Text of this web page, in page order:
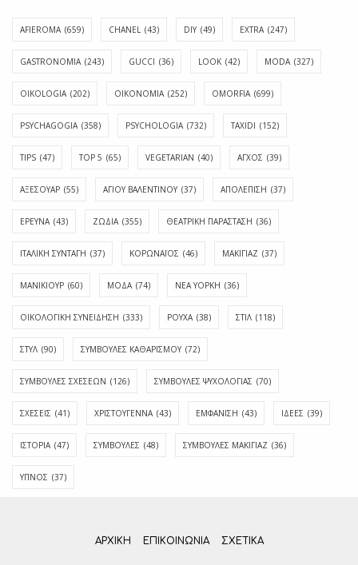
AFIEROMA (659) CHANEL (43) DIY (49) EXTRA (247)
GASTRONOMIA (243) GUCCI (36) LOOK (42) MODA (327)
OIKOLOGIA (202) OIKONOMIA (252) OMORFIA (699)
PSYCHAGOGIA (358) PSYCHOLOGIA (732) TAXIDI (152)
TIPS (47) TOP 5 (65) VEGETARIAN (40) ΑΓΧΟΣ (39)
ΑΞΕΣΟΥΑΡ (55) ΑΓΊΟΥ ΒΑΛΕΝΤΊΝΟΥ (37) ΑΠΟΛΈΠΙΣΗ (37)
ΕΡΕΥΝΑ (43) ΖΩΔΙΑ (355) ΘΕΑΤΡΙΚΗ ΠΑΡΑΣΤΑΣΗ (36)
ΙΤΑΛΙΚΗ ΣΥΝΤΑΓΗ (37) ΚΟΡΩΝΑΪΟΣ (46) ΜΑΚΙΓΙΑΖ (37)
ΜΑΝΙΚΙΟΥΡ (60) ΜΟΔΑ (74) ΝΕΑ ΥΟΡΚΗ (36)
ΟΙΚΟΛΟΓΙΚΗ ΣΥΝΕΙΔΗΣΗ (333) ΡΟΥΧΑ (38) ΣΤΙΛ (118)
ΣΤΥΛ (90) ΣΥΜΒΟΥΛΕΣ ΚΑΘΑΡΙΣΜΟΥ (72)
ΣΥΜΒΟΥΛΕΣ ΣΧΕΣΕΩΝ (126) ΣΥΜΒΟΥΛΕΣ ΨΥΧΟΛΟΓΙΑΣ (70)
ΣΧΕΣΕΙΣ (41) ΧΡΙΣΤΟΥΓΕΝΝΑ (43) ΕΜΦΆΝΙΣΗ (43) ΙΔΈΕΣ (39)
ΙΣΤΟΡΊΑ (47) ΣΥΜΒΟΥΛΈΣ (48) ΣΥΜΒΟΥΛΈΣ ΜΑΚΙΓΙΆΖ (36)
ΎΠΝΟΣ (37)
ΑΡΧΙΚΗ ΕΠΙΚΟΙΝΩΝΊΑ ΣΧΕΤΙΚΆ